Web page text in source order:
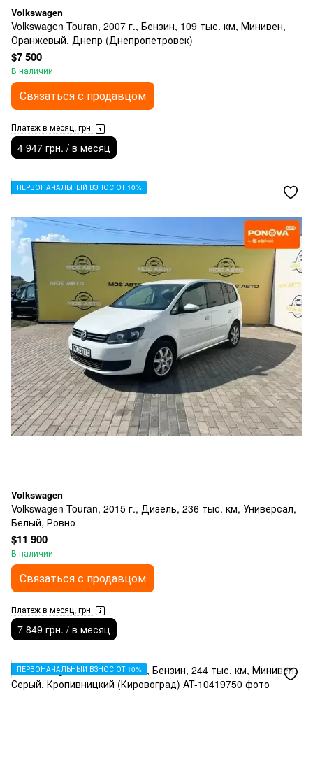
Volkswagen
Volkswagen Touran, 2007 г., Бензин, 109 тыс. км, Минивен,
Оранжевый, Днепр (Днепропетровск)
$7 500
В наличии
Связаться с продавцом
Платеж в месяц, грн
4 947 грн. / в месяц
ПЕРВОНАЧАЛЬНЫЙ ВЗНОС ОТ 10%
Volkswagen
Volkswagen Touran, 2015 г., Дизель, 236 тыс. км, Универсал,
Белый, Ровно
$11 900
В наличии
Связаться с продавцом
Платеж в месяц, грн
7 849 грн. / в месяц
ПЕРВОНАЧАЛЬНЫЙ ВЗНОС ОТ 10%